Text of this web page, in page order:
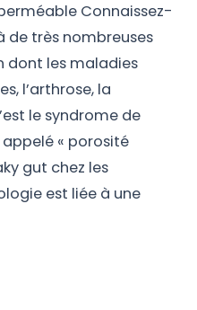
Connaissez-
de très nombreuses
dont les maladies
l’arthrose, la
le syndrome de
« porosité
gut chez les
est liée à une